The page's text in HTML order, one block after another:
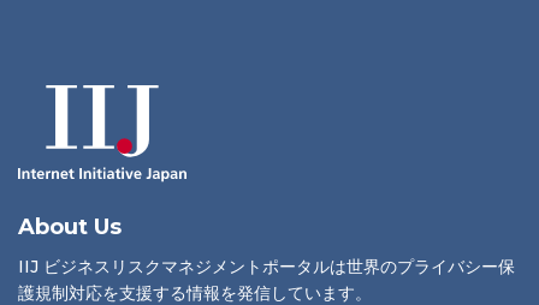
About Us
IIJ ビジネスリスクマネジメントポータルは世界のプライバシー保
護規制対応を支援する情報を発信しています。